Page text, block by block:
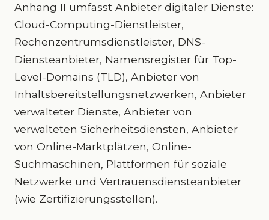
Anhang II umfasst Anbieter digitaler Dienste:
Cloud-Computing-Dienstleister,
Rechenzentrumsdienstleister, DNS-
Diensteanbieter, Namensregister für Top-
Level-Domains (TLD), Anbieter von
Inhaltsbereitstellungsnetzwerken, Anbieter
verwalteter Dienste, Anbieter von
verwalteten Sicherheitsdiensten, Anbieter
von Online-Marktplätzen, Online-
Suchmaschinen, Plattformen für soziale
Netzwerke und Vertrauensdiensteanbieter
(wie Zertifizierungsstellen).